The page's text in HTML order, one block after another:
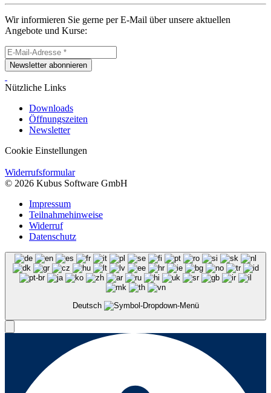
Wir informieren Sie gerne per E-Mail über unsere aktuellen
Angebote und Kurse:
Newsletter abonnieren
Nützliche Links
Downloads
Öffnungszeiten
Newsletter
Cookie Einstellungen
Widerrufsformular
© 2026 Kubus Software GmbH
Impressum
Teilnahmehinweise
Widerruf
Datenschutz
Deutsch